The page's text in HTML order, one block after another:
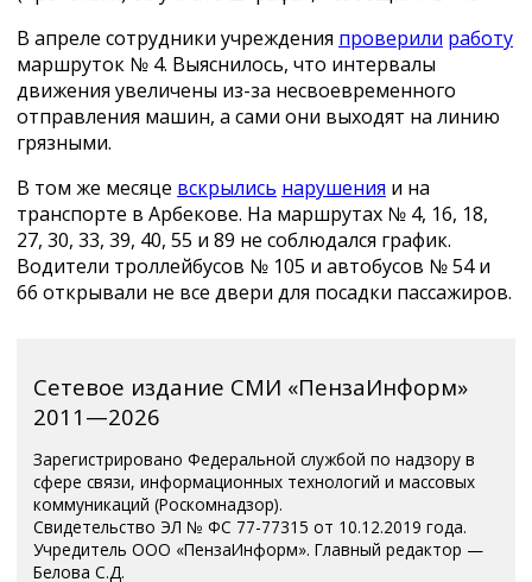
В апреле сотрудники учреждения проверили работу
маршруток № 4. Выяснилось, что интервалы
движения увеличены из-за несвоевременного
отправления машин, а сами они выходят на линию
грязными.
В том же месяце вскрылись нарушения и на
транспорте в Арбекове. На маршрутах № 4, 16, 18,
27, 30, 33, 39, 40, 55 и 89 не соблюдался график.
Водители троллейбусов № 105 и автобусов № 54 и
66 открывали не все двери для посадки пассажиров.
Сетевое издание СМИ «ПензаИнформ»
2011—2026
Зарегистрировано Федеральной службой по надзору в
сфере связи, информационных технологий и массовых
коммуникаций (Роскомнадзор).
Свидетельство ЭЛ № ФС 77-77315 от 10.12.2019 года.
Учредитель ООО «ПензаИнформ». Главный редактор —
Белова С.Д.